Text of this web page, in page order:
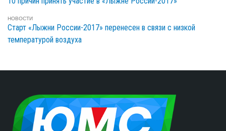
НОВОСТИ
Старт «Лыжни России-2017» перенесен в связи с низкой
температурой воздуха